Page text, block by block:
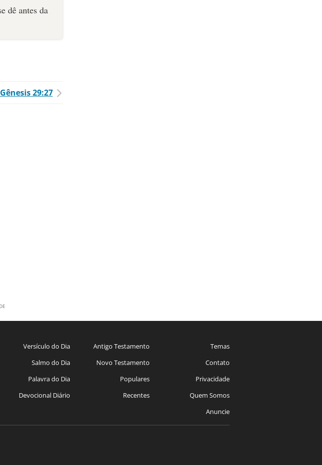
Gênesis 29:27
Versículo do Dia
Salmo do Dia
Palavra do Dia
Devocional Diário
Antigo Testamento
Novo Testamento
Populares
Recentes
Temas
Contato
Privacidade
Quem Somos
Anuncie